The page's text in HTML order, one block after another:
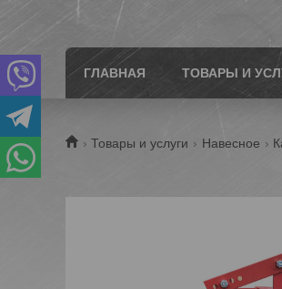
ГЛАВНАЯ ТОВАРЫ И
Товары и услуги Навесное